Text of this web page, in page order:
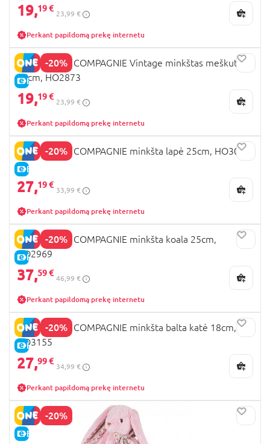
19,19 €
23,99 €
Perkant papildomą prekę internetu
-20%
E-KAINA
DOUDOU ET COMPAGNIE Vintage minkštas meškutis
27cm, HO2873
19,19 €
23,99 €
Perkant papildomą prekę internetu
-20%
E-KAINA
DOUDOU ET COMPAGNIE minkšta lapė 25cm, HO3071
27,19 €
33,99 €
Perkant papildomą prekę internetu
-20%
E-KAINA
DOUDOU ET COMPAGNIE minkšta koala 25cm,
HO2969
37,59 €
46,99 €
Perkant papildomą prekę internetu
-20%
E-KAINA
DOUDOU ET COMPAGNIE minkšta balta katė 18cm,
HO3155
27,99 €
34,99 €
Perkant papildomą prekę internetu
-20%
E-KAINA